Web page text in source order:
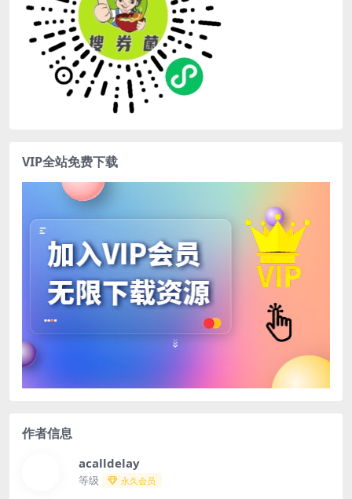
VIP全站免费下载
作者信息
acalldelay
等级 永久会员